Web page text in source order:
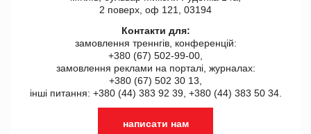
2 поверх, оф 121, 03194
Контакти для:
замовлення треннгів, конференцій:
+380 (67) 502-99-00,
замовлення реклами на порталі, журналах:
+380 (67) 502 30 13,
інші питання: +380 (44) 383 92 39, +380 (44) 383 50 34.
написати нам